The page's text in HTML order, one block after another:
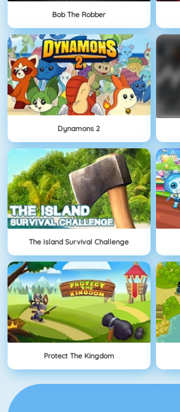
Bob The Robber
Dynamons 2
The Island Survival Challenge
Protect The Kingdom